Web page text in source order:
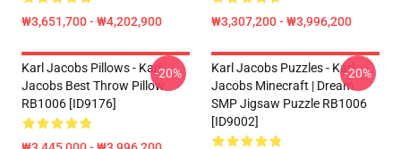
₩3,651,700 - ₩4,202,900 ₩3,307,200 - ₩3,996,200
Karl Jacobs Pillows - Karl
Jacobs Best Throw Pillow
RB1006 [ID9176]
-20%
Karl Jacobs Puzzles - Karl
Jacobs Minecraft | Dream
SMP Jigsaw Puzzle RB1006
[ID9002]
-20%